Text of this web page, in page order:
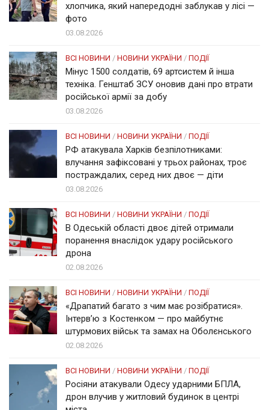
хлопчика, який напередодні заблукав у лісі —
фото
03.08.2026
ВСІ НОВИНИ / НОВИНИ УКРАЇНИ / ПОДІЇ
Мінус 1500 солдатів, 69 артсистем й інша
техніка. Генштаб ЗСУ оновив дані про втрати
російської армії за добу
03.08.2026
ВСІ НОВИНИ / НОВИНИ УКРАЇНИ / ПОДІЇ
РФ атакувала Харків безпілотниками:
влучання зафіксовані у трьох районах, троє
постраждалих, серед них двоє — діти
03.08.2026
ВСІ НОВИНИ / НОВИНИ УКРАЇНИ / ПОДІЇ
В Одеській області двоє дітей отримали
поранення внаслідок удару російського
дрона
02.08.2026
ВСІ НОВИНИ / НОВИНИ УКРАЇНИ / ПОДІЇ
«Драпатий багато з чим має розібратися».
Інтерв’ю з Костенком — про майбутнє
штурмових військ та замах на Оболєнського
02.08.2026
ВСІ НОВИНИ / НОВИНИ УКРАЇНИ / ПОДІЇ
Росіяни атакували Одесу ударними БПЛА,
дрон влучив у житловий будинок в центрі